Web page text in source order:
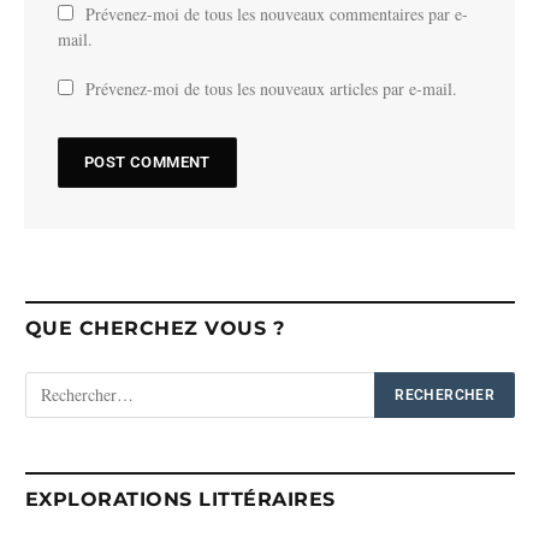
Prévenez-moi de tous les nouveaux commentaires par e-
mail.
Prévenez-moi de tous les nouveaux articles par e-mail.
QUE CHERCHEZ VOUS ?
EXPLORATIONS LITTÉRAIRES